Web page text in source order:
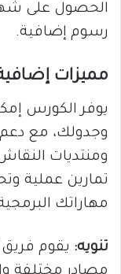
رسوم إضافية.
مميزات
يوفر الكورس
ومنتديات
تمارين عملية
مهاراتك
تنويه: يقوم